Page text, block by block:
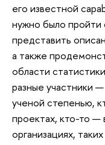
его известной
нужно было пройти
представить
а также
области
разные участники
ученой степенью,
проектах, кто-то —
организациях,